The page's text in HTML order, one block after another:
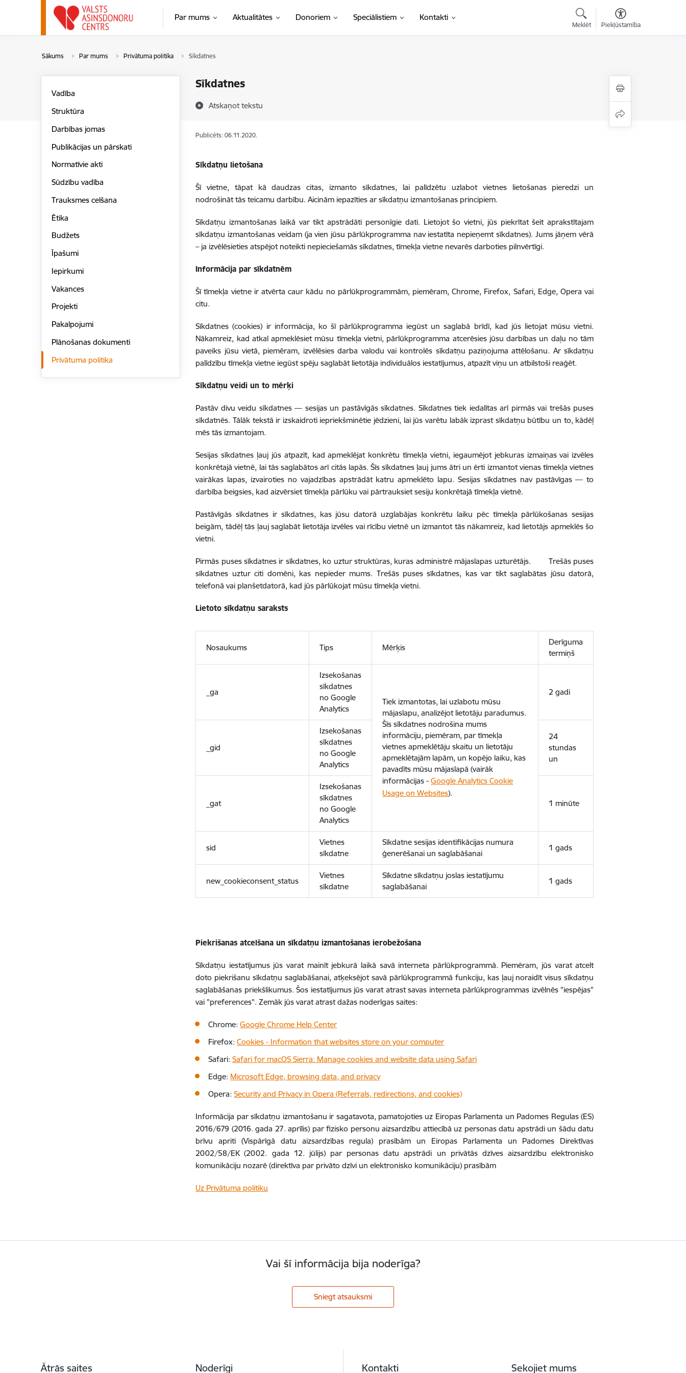
Pāriet uz lapas saturu
Par mums Aktualitātes Donoriem Speciālistiem Kontakti
Meklēt Piekļūstamība
Sākums Par mums Privātuma politika Sīkdatnes
Sīkdatnes
Atskaņot tekstu
Vadība
Struktūra
Darbības jomas
Publikācijas un pārskati
Normatīvie akti
Sūdzību vadība
Trauksmes celšana
Ētika
Budžets
Īpašumi
Iepirkumi
Vakances
Projekti
Pakalpojumi
Plānošanas dokumenti
Privātuma politika
Publicēts: 06.11.2020.
Sīkdatņu lietošana
Šī vietne, tāpat kā daudzas citas, izmanto sīkdatnes, lai palīdzētu uzlabot vietnes lietošanas pieredzi un
nodrošināt tās teicamu darbību. Aicinām iepazīties ar sīkdatņu izmantošanas principiem.
Sīkdatņu izmantošanas laikā var tikt apstrādāti personīgie dati. Lietojot šo vietni, jūs piekrītat šeit aprakstītajam
sīkdatņu izmantošanas veidam (ja vien jūsu pārlūkprogramma nav iestatīta nepieņemt sīkdatnes). Jums jāņem vērā
– ja izvēlēsieties atspējot noteikti nepieciešamās sīkdatnes, tīmekļa vietne nevarēs darboties pilnvērtīgi.
Informācija par sīkdatnēm
Šī tīmekļa vietne ir atvērta caur kādu no pārlūkprogrammām, piemēram, Chrome, Firefox, Safari, Edge, Opera vai
citu.
Sīkdatnes (cookies) ir informācija, ko šī pārlūkprogramma iegūst un saglabā brīdī, kad jūs lietojat mūsu vietni.
Nākamreiz, kad atkal apmeklēsiet mūsu tīmekļa vietni, pārlūkprogramma atcerēsies jūsu darbības un daļu no tām
paveiks jūsu vietā, piemēram, izvēlēsies darba valodu vai kontrolēs sīkdatņu paziņojuma attēlošanu. Ar sīkdatņu
palīdzību tīmekļa vietne iegūst spēju saglabāt lietotāja individuālos iestatījumus, atpazīt viņu un atbilstoši reaģēt.
Sīkdatņu veidi un to mērķi
Pastāv divu veidu sīkdatnes — sesijas un pastāvīgās sīkdatnes. Sīkdatnes tiek iedalītas arī pirmās vai trešās puses
sīkdatnēs. Tālāk tekstā ir izskaidroti iepriekšminētie jēdzieni, lai jūs varētu labāk izprast sīkdatņu būtību un to, kādēļ
mēs tās izmantojam.
Sesijas sīkdatnes ļauj jūs atpazīt, kad apmeklējat konkrētu tīmekļa vietni, iegaumējot jebkuras izmaiņas vai izvēles
konkrētajā vietnē, lai tās saglabātos arī citās lapās. Šīs sīkdatnes ļauj jums ātri un ērti izmantot vienas tīmekļa vietnes
vairākas lapas, izvairoties no vajadzības apstrādāt katru apmeklēto lapu. Sesijas sīkdatnes nav pastāvīgas — to
darbība beigsies, kad aizvērsiet tīmekļa pārlūku vai pārtrauksiet sesiju konkrētajā tīmekļa vietnē.
Pastāvīgās sīkdatnes ir sīkdatnes, kas jūsu datorā uzglabājas konkrētu laiku pēc tīmekļa pārlūkošanas sesijas
beigām, tādēļ tās ļauj saglabāt lietotāja izvēles vai rīcību vietnē un izmantot tās nākamreiz, kad lietotājs apmeklēs šo
vietni.
Pirmās puses sīkdatnes ir sīkdatnes, ko uztur struktūras, kuras administrē mājaslapas uzturētājs. Trešās puses
sīkdatnes uztur citi domēni, kas nepieder mums. Trešās puses sīkdatnes, kas var tikt saglabātas jūsu datorā,
telefonā vai planšetdatorā, kad jūs pārlūkojat mūsu tīmekļa vietni.
Lietoto sīkdatņu saraksts
Nosaukums Tips Mērķis
Derīguma
termiņš
_ga
Izsekošanas
sīkdatnes
no Google
Analytics
Tiek izmantotas, lai uzlabotu mūsu
mājaslapu, analizējot lietotāju paradumus.
Šīs sīkdatnes nodrošina mums
informāciju, piemēram, par tīmekļa
vietnes apmeklētāju skaitu un lietotāju
apmeklētajām lapām, un kopējo laiku, kas
pavadīts mūsu mājaslapā (vairāk
informācijas -Google Analytics Cookie
Usage on Websites).
2 gadi
_gid
Izsekošanas
sīkdatnes
no Google
Analytics
24
stundas
un
_gat
Izsekošanas
sīkdatnes
no Google
Analytics
1 minūte
sid
Vietnes
sīkdatne
Sīkdatne sesijas identifikācijas numura
ģenerēšanai un saglabāšanai
1 gads
new_cookieconsent_status
Vietnes
sīkdatne
Sīkdatne sīkdatņu joslas iestatījumu
saglabāšanai
1 gads
Piekrišanas atcelšana un sīkdatņu izmantošanas ierobežošana
Sīkdatņu iestatījumus jūs varat mainīt jebkurā laikā savā interneta pārlūkprogrammā. Piemēram, jūs varat atcelt
doto piekrišanu sīkdatņu saglabāšanai, atķeksējot savā pārlūkprogrammā funkciju, kas ļauj noraidīt visus sīkdatņu
saglabāšanas priekšlikumus. Šos iestatījumus jūs varat atrast savas interneta pārlūkprogrammas izvēlnēs "iespējas"
vai "preferences". Zemāk jūs varat atrast dažas noderīgas saites:
Chrome:Google Chrome Help Center
Firefox:Cookies - Information that websites store on your computer
Safari:Safari for macOS Sierra: Manage cookies and website data using Safari
Edge: Microsoft Edge, browsing data, and privacy
Opera:Security and Privacy in Opera (Referrals, redirections, and cookies)
Informācija par sīkdatņu izmantošanu ir sagatavota, pamatojoties uz Eiropas Parlamenta un Padomes Regulas (ES)
2016/679 (2016. gada 27. aprīlis) par fizisko personu aizsardzību attiecībā uz personas datu apstrādi un šādu datu
brīvu apriti (Vispārīgā datu aizsardzības regula) prasībām un Eiropas Parlamenta un Padomes Direktīvas
2002/58/EK (2002. gada 12. jūlijs) par personas datu apstrādi un privātās dzīves aizsardzību elektronisko
komunikāciju nozarē (direktīva par privāto dzīvi un elektronisko komunikāciju) prasībām
Uz Privātuma politiku
Vai šī informācija bija noderīga?
Sniegt atsauksmi
Ātrās saites Noderīgi Kontakti Sekojiet mums